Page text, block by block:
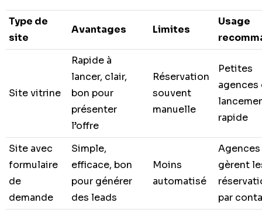
Type de
site
Avantages Limites
Usage
Site vitrine
Rapide à
lancer, clair,
bon pour
présenter
l’offre
Réservation
souvent
manuelle
Petites
agences
rapide
Site avec
formulaire
de
demande
Simple,
efficace, bon
pour générer
des leads
Moins
automatisé
gèrent
par